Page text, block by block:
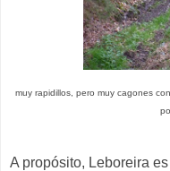
muy rapidillos, pero muy cagones
A propósito, Leboreira